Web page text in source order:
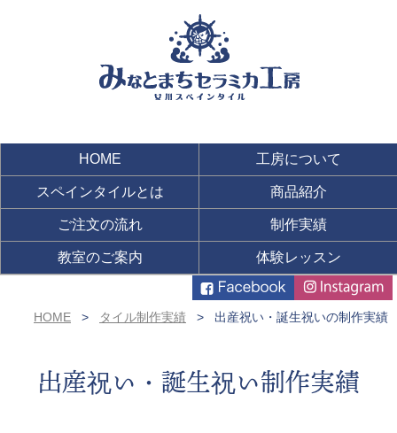
HOME 工房について
スペインタイルとは 商品紹介
ご注文の流れ 制作実績
教室のご案内 体験レッスン
HOME タイル制作実績 出産祝い・誕生祝いの制作実績
出産祝い・誕生祝い制作実績